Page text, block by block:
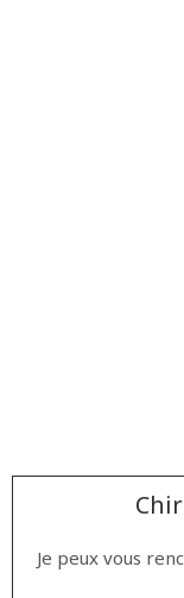
Je peux vous